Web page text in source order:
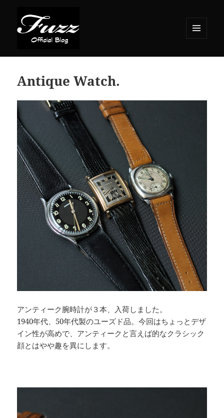
Antique Watch.
アンティーク腕時計が３本、入荷しました。
1940年代、50年代製のユーズド品。今回はちょっとデザ
イン性が高めで、アンティークと言えば的なクラシック
顔とはやや趣を異にします。